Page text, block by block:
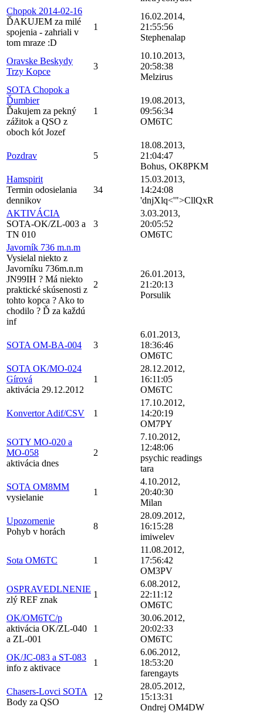
Chopok 2014-02-16
ĎAKUJEM za milé
spojenia - zahriali v
tom mraze :D
1
16.02.2014,
21:55:56
Stephenalap
Oravske Beskydy
Trzy Kopce
3
10.10.2013,
20:58:38
Melzirus
SOTA Chopok a
Ďumbier
Ďakujem za pekný
zážitok a QSO z
oboch kót Jozef
1
19.08.2013,
09:56:34
OM6TC
Pozdrav 5
18.08.2013,
21:04:47
Bohus, OK8PKM
Hamspirit
Termin odosielania
dennikov
34
15.03.2013,
14:24:08
'dnjXlq<'">CllQxR
AKTIVÁCIA
SOTA-OK/ZL-003 a
TN 010
3
3.03.2013,
20:05:52
OM6TC
Javorník 736 m.n.m
Vysielal niekto z
Javorníku 736m.n.m
JN99IH ? Má niekto
praktické skúsenosti z
tohto kopca ? Ako to
chodilo ? Ď za každú
inf
2
26.01.2013,
21:20:13
Porsulik
SOTA OM-BA-004 3
6.01.2013,
18:36:46
OM6TC
SOTA OK/MO-024
Gírová
aktivácia 29.12.2012
1
28.12.2012,
16:11:05
OM6TC
Konvertor Adif/CSV 1
17.10.2012,
14:20:19
OM7PY
SOTY MO-020 a
MO-058
aktivácia dnes
2
7.10.2012,
12:48:06
psychic readings
tara
SOTA OM8MM
vysielanie
1
4.10.2012,
20:40:30
Milan
Upozornenie
Pohyb v horách
8
28.09.2012,
16:15:28
imiwelev
Sota OM6TC 1
11.08.2012,
17:56:42
OM3PV
OSPRAVEDLNENIE
zlý REF znak
1
6.08.2012,
22:11:12
OM6TC
OK/OM6TC/p
aktivácia OK/ZL-040
a ZL-001
1
30.06.2012,
20:02:33
OM6TC
OK/JC-083 a ST-083
info z aktivace
1
6.06.2012,
18:53:20
farengayts
Chasers-Lovci SOTA
Body za QSO
12
28.05.2012,
15:13:31
Ondrej OM4DW